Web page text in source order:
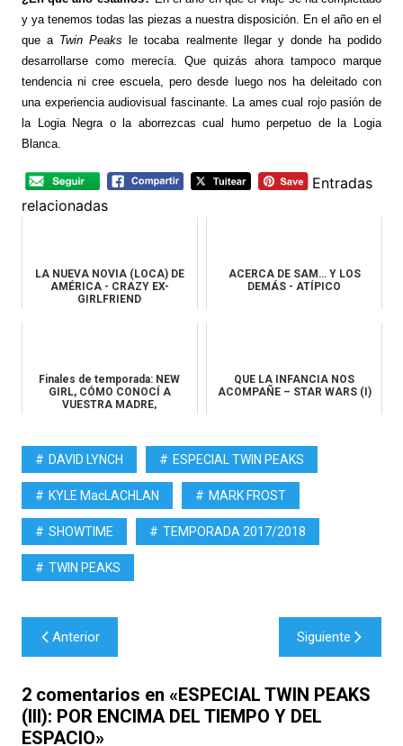
y ya tenemos todas las piezas a nuestra disposición. En el año en el
que a Twin Peaks le tocaba realmente llegar y donde ha podido
desarrollarse como merecía. Que quizás ahora tampoco marque
tendencia ni cree escuela, pero desde luego nos ha deleitado con
una experiencia audiovisual fascinante. La ames cual rojo pasión de
la Logia Negra o la aborrezcas cual humo perpetuo de la Logia
Blanca.
Entradas
relacionadas
LA NUEVA NOVIA (LOCA) DE
AMÉRICA - CRAZY EX-
GIRLFRIEND
ACERCA DE SAM… Y LOS
DEMÁS - ATÍPICO
Finales de temporada: NEW
GIRL, CÓMO CONOCÍ A
VUESTRA MADRE,
QUE LA INFANCIA NOS
ACOMPAÑE – STAR WARS (I)
DAVID LYNCH ESPECIAL TWIN PEAKS
KYLE MacLACHLAN MARK FROST
SHOWTIME TEMPORADA 2017/2018
TWIN PEAKS
Navegación
de
entradas
Anterior Siguiente
2 comentarios en «ESPECIAL TWIN PEAKS
(III): POR ENCIMA DEL TIEMPO Y DEL
ESPACIO»